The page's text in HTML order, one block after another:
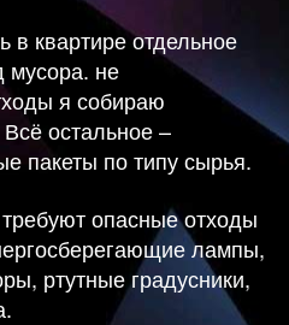
в квартире отдельное
мусора. не
я собираю
остальное –
пакеты по типу сырья.
опасные отходы
лампы,
ртутные градусники,